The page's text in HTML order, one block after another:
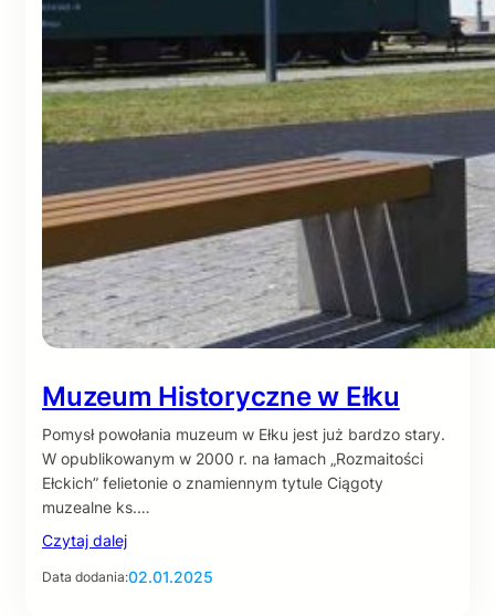
Muzeum Historyczne w Ełku
Pomysł powołania muzeum w Ełku jest już bardzo stary.
W opublikowanym w 2000 r. na łamach „Rozmaitości
Ełckich” felietonie o znamiennym tytule Ciągoty
muzealne ks.…
Czytaj dalej
Data dodania:02.01.2025